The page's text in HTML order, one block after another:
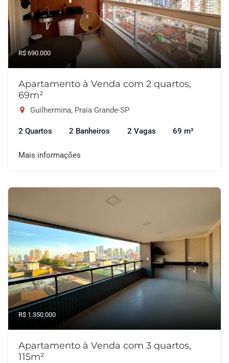
R$ 690.000
Apartamento à Venda com 2 quartos,
69m²
Guilhermina, Praia Grande-SP
2 Quartos 2 Banheiros 2 Vagas 69 m²
Mais informações
R$ 1.350.000
Apartamento à Venda com 3 quartos,
115m²